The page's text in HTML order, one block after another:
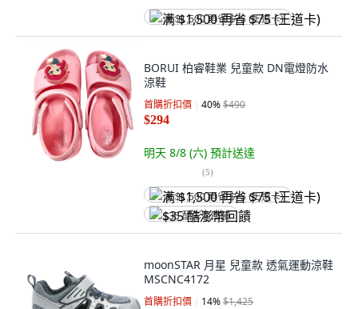
满 $1,500 再省 $75 (王道卡)
BORUI 柏睿鞋業 兒童款 DN電燈防水
涼鞋
首購折扣價 40%$490
$294
明天 8/8 (六) 預計送達
(5)
满 $1,500 再省 $75 (王道卡)
$35 酷澎幣回饋
moonSTAR 月星 兒童款 透氣運動涼鞋
MSCNC4172
首購折扣價 14%$1,425